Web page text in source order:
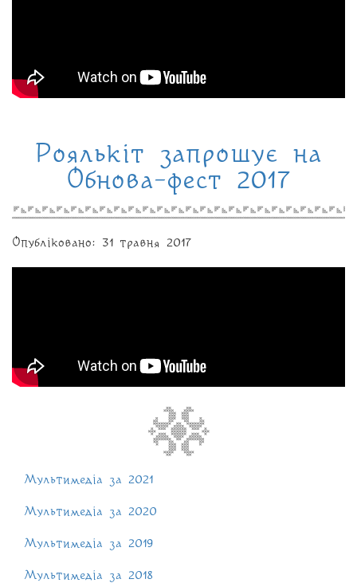
Роялькіт запрошує на
Обнова-фест 2017
Опубліковано: 31 травня 2017
Мультимедіа за 2021
Мультимедіа за 2020
Мультимедіа за 2019
Мультимедіа за 2018